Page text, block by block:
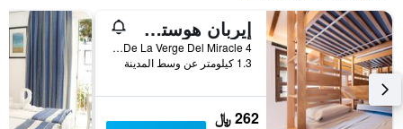
إيربان هوستل بالما ألبيرجيو جوفينيل
Placa De La Verge Del Miracle 4, ميورقة, مالوركا, أسبانيا
1.3 كيلومتر عن وسط المدينة
262 ﷼